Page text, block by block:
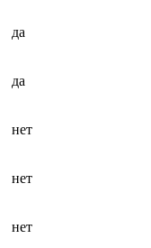
да
да
нет
нет
нет